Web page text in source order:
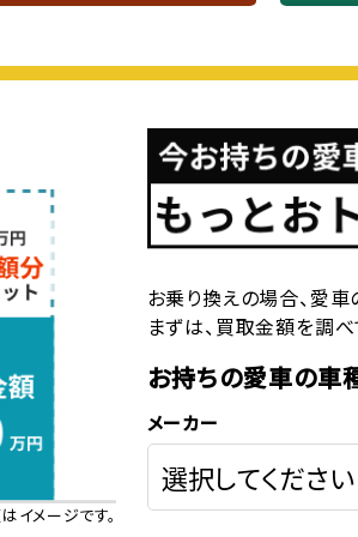
イメージです。
お乗り換えの場合、愛車
まずは、買取金額を調
お持ちの愛車の車
メーカー